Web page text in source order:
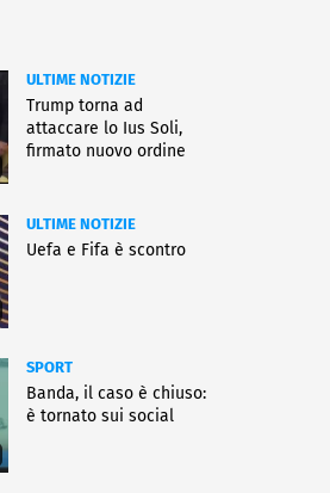
ULTIME NOTIZIE
Trump torna ad
attaccare lo Ius Soli,
firmato nuovo ordine
ULTIME NOTIZIE
Uefa e Fifa è scontro
SPORT
Banda, il caso è chiuso:
è tornato sui social